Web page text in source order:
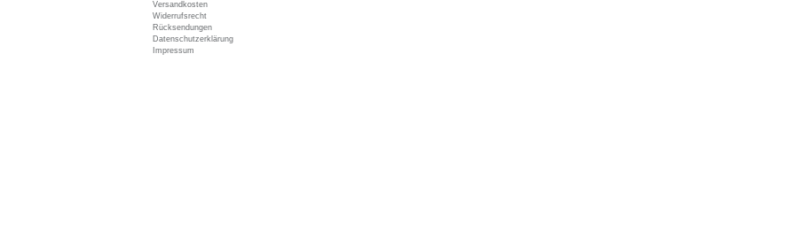
Versandkosten
Widerrufsrecht
Rücksendungen
Datenschutzerklärung
Impressum